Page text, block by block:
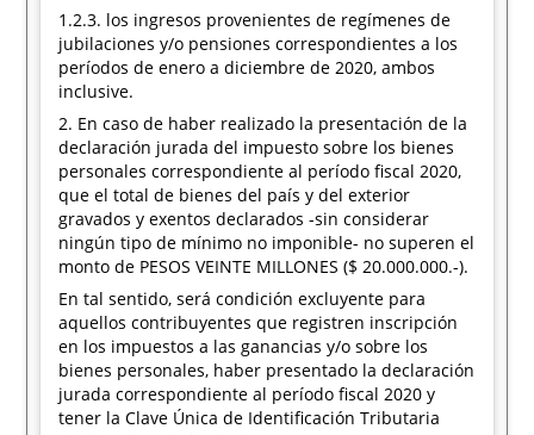
1.2.3. los ingresos provenientes de regímenes de
jubilaciones y/o pensiones correspondientes a los
períodos de enero a diciembre de 2020, ambos
inclusive.
2. En caso de haber realizado la presentación de la
declaración jurada del impuesto sobre los bienes
personales correspondiente al período fiscal 2020,
que el total de bienes del país y del exterior
gravados y exentos declarados -sin considerar
ningún tipo de mínimo no imponible- no superen el
monto de PESOS VEINTE MILLONES ($ 20.000.000.-).
En tal sentido, será condición excluyente para
aquellos contribuyentes que registren inscripción
en los impuestos a las ganancias y/o sobre los
bienes personales, haber presentado la declaración
jurada correspondiente al período fiscal 2020 y
tener la Clave Única de Identificación Tributaria